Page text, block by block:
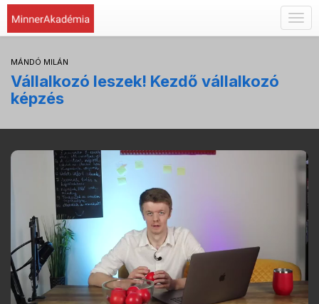
MÁNDÓ MILÁN
Vállalkozó leszek! Kezdő vállalkozó
képzés